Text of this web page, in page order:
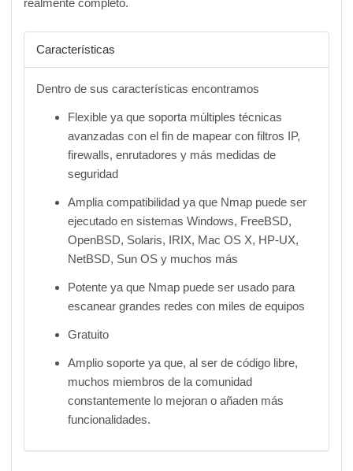
realmente completo.
Características
Dentro de sus características encontramos
Flexible ya que soporta múltiples técnicas
avanzadas con el fin de mapear con filtros IP,
firewalls, enrutadores y más medidas de
seguridad
Amplia compatibilidad ya que Nmap puede ser
ejecutado en sistemas Windows, FreeBSD,
OpenBSD, Solaris, IRIX, Mac OS X, HP-UX,
NetBSD, Sun OS y muchos más
Potente ya que Nmap puede ser usado para
escanear grandes redes con miles de equipos
Gratuito
Amplio soporte ya que, al ser de código libre,
muchos miembros de la comunidad
constantemente lo mejoran o añaden más
funcionalidades.